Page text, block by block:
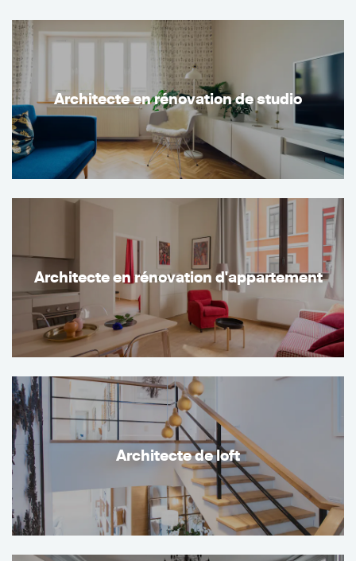
Architecte en rénovation de studio
Architecte en rénovation d'appartement
Architecte de loft